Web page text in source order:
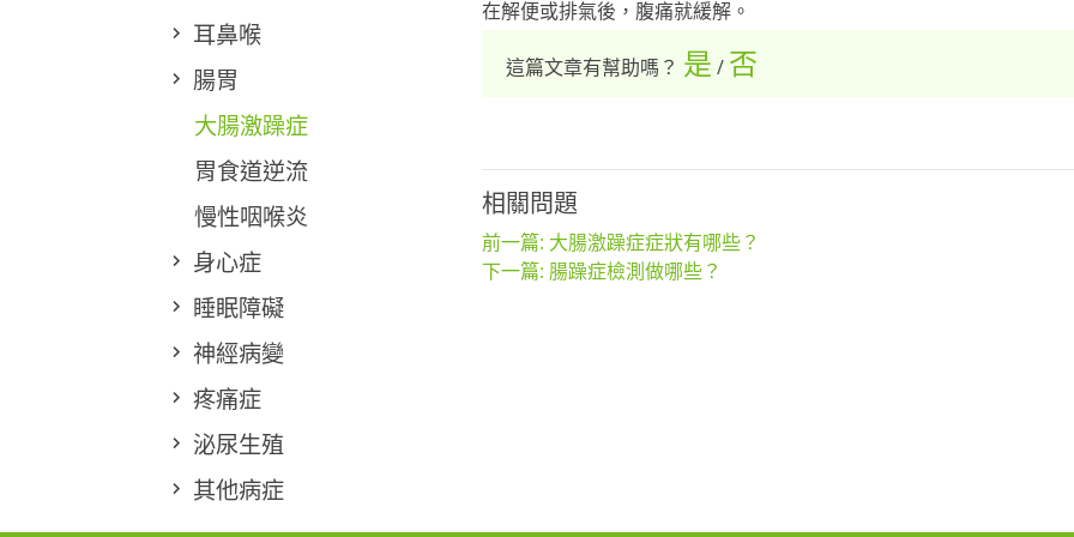
耳鼻喉
腸胃
大腸激躁症
胃食道逆流
慢性咽喉炎
身心症
睡眠障礙
神經病變
疼痛症
泌尿生殖
其他病症
在解便或排氣後，腹痛就緩解。
這篇文章有幫助嗎？ 是 / 否
相關問題
前一篇: 大腸激躁症症狀有哪些？
下一篇: 腸躁症檢測做哪些？